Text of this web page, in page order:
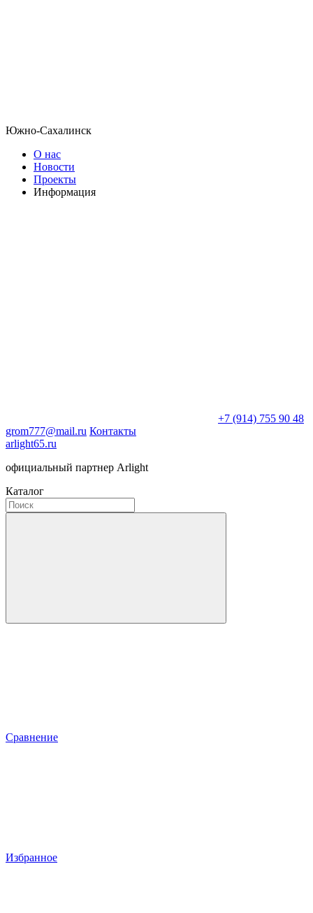
Южно-Сахалинск
О нас
Новости
Проекты
Информация
+7 (914) 755 90 48
grom777@mail.ru Контакты
arlight65.ru
официальный партнер Arlight
Каталог
Сравнение
Избранное